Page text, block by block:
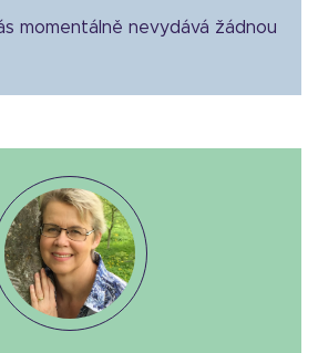
momentálně nevydává žádnou